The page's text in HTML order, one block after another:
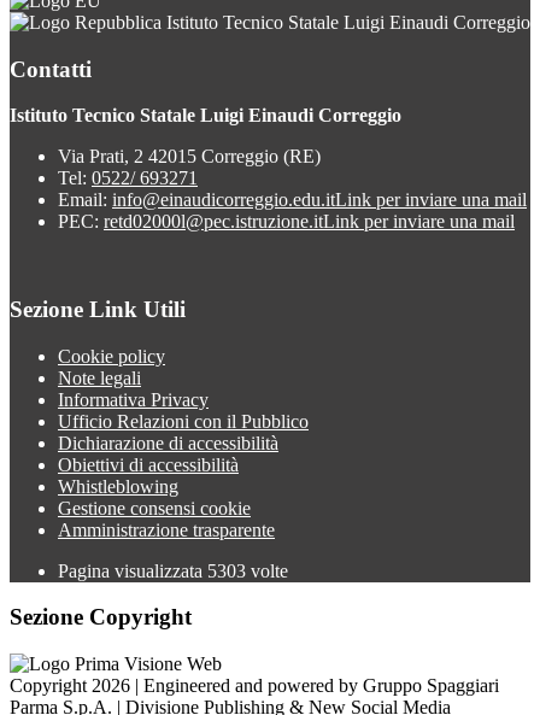
Istituto Tecnico Statale Luigi Einaudi Correggio
Contatti
Istituto Tecnico Statale Luigi Einaudi Correggio
Via Prati, 2 42015 Correggio (RE)
Tel: 0522/ 693271
Email: info@einaudicorreggio.edu.itLink per inviare una mail
PEC: retd02000l@pec.istruzione.itLink per inviare una mail
Sezione Link Utili
Cookie policy
Note legali
Informativa Privacy
Ufficio Relazioni con il Pubblico
Dichiarazione di accessibilità
Obiettivi di accessibilità
Whistleblowing
Gestione consensi cookie
Amministrazione trasparente
Pagina visualizzata 5303 volte
Sezione Copyright
Copyright 2026 | Engineered and powered by Gruppo Spaggiari
Parma S.p.A. | Divisione Publishing & New Social Media